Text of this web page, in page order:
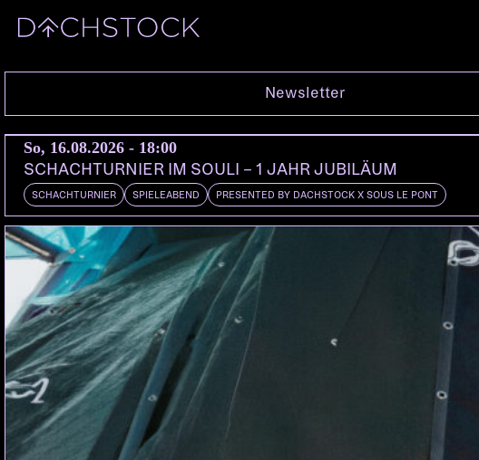
Newsletter
So, 16.08.2026 - 18:00
SCHACHTURNIER IM SOULI – 1 JAHR JUBILÄUM
SCHACHTURNIER SPIELEABEND PRESENTED BY DACHSTOCK X SOUS LE PONT